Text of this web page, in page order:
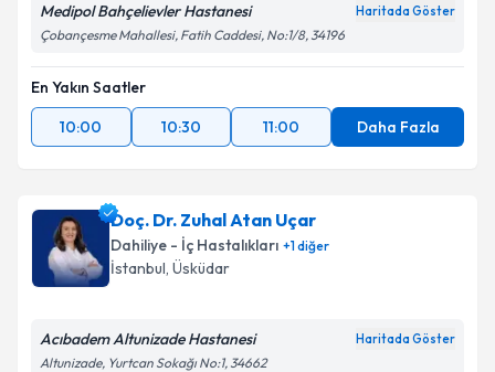
Medipol Bahçelievler Hastanesi Haritada Göster
Çobançesme Mahallesi, Fatih Caddesi, No:1/8, 34196
En Yakın Saatler
10:00
10:30 11:00 Daha Fazla
Doç. Dr. Zuhal Atan Uçar
Dahiliye - İç Hastalıkları +1diğer
İstanbul, Üsküdar
Acıbadem Altunizade Hastanesi Haritada Göster
Altunizade, Yurtcan Sokağı No:1, 34662